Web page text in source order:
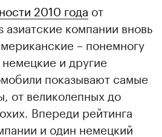
2010 года от
компании вновь
– понемногу
и другие
показывают самые
от великолепных до
Впереди рейтинга
и один немецкий